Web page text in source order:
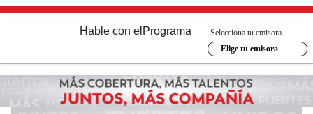
Hable con el Programa
Selecciona tu emisora
Elige tu emisora